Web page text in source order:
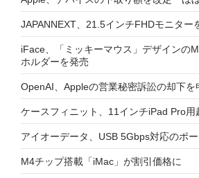
JAPANNEXT、21.5インチFHDモニター
iFace、「ミッキーマウス」デザインの
ホルダーを発売
OpenAI、Appleの営業秘密訴訟の却下を
ケースフィニット、11インチiPad Pro用
アイオーデータ、USB 5Gbps対応のポ
M4チップ搭載「iMac」が割引価格に